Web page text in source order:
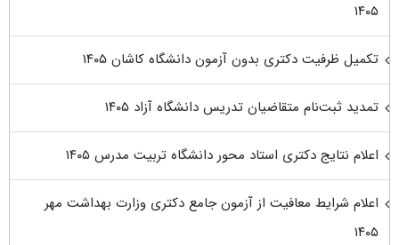
۱۴۰۵
تکمیل ظرفیت دکتری بدون آزمون دانشگاه کاشان ۱۴۰۵
تمدید ثبت‌نام متقاضیان تدریس دانشگاه آزاد ۱۴۰۵
اعلام نتایج دکتری استاد محور دانشگاه تربیت مدرس ۱۴۰۵
اعلام شرایط معافیت از آزمون جامع دکتری وزارت بهداشت مهر
۱۴۰۵